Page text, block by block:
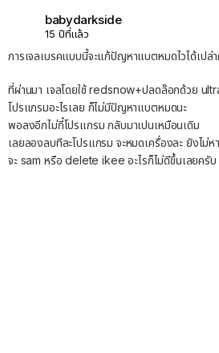
babydarkside
15 ปีที่แล้ว
การเจลเบรคแบบนี้จะแก้ปัญหาแบตหมดไวได้เปล่
ที่ผ่านมา เจลโดยใช้ redsnow+ปลดล๊อกด้วย
โปรแกรมอะไรเลย ก็ไม่มีปัญหาแบตหมดนะ
พอลงอีกไม่กี๋โปรแกรม กลับมาเปนเหมือนเดิม
เลยลองลบทีละโปรแกรม จะหมดเครื่องละ ยังไม่ห
จะ sam หรือ delete ikee อะไรก็ไม่ดีขึ้นเลยครับ